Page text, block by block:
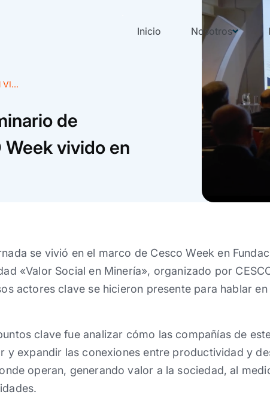
Inicio Nosotros
VI...
de
vivido en
se vivió en el marco de Cesco Week en
«Valor Social en Minería», organizado por
actores clave se hicieron presente para hablar
clave fue analizar cómo las compañías de
y expandir las conexiones entre productividad y
operan, generando valor a la sociedad, al